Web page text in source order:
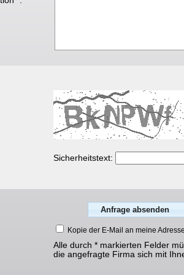
Sicherheitstext:
Kopie der E-Mail an meine
Alle durch * markierten Felder
die angefragte Firma sich mit